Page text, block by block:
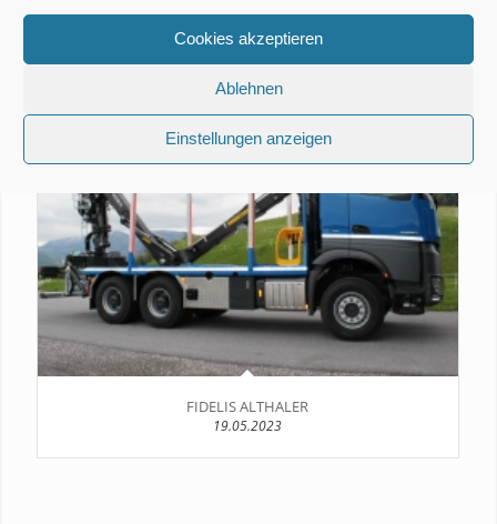
Cookies akzeptieren
Ablehnen
Einstellungen anzeigen
FIDELIS ALTHALER
19.05.2023